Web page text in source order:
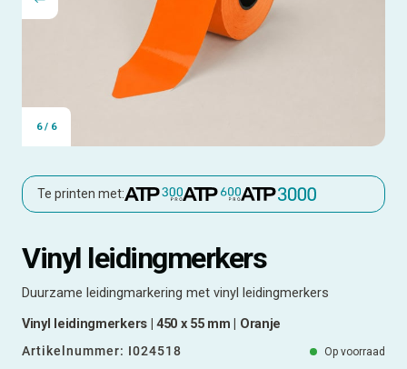
6/ 6
Te printen met:
Vinyl leidingmerkers
Duurzame leidingmarkering met vinyl leidingmerkers
Vinyl leidingmerkers | 450 x 55 mm | Oranje
Artikelnummer: I024518 Op voorraad